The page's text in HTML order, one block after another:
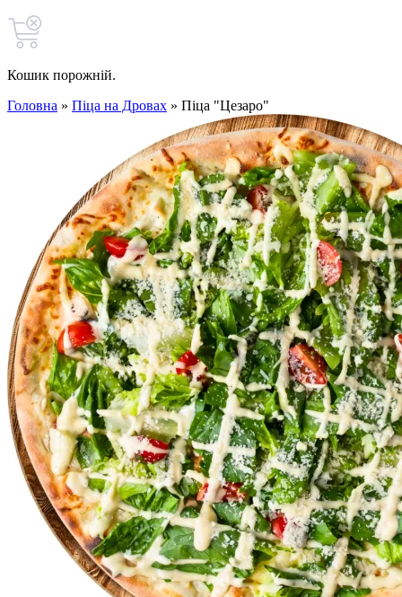
Кошик порожній.
Головна » Піца на Дровах » Піца "Цезаро"